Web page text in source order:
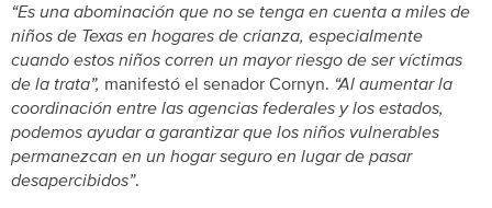
“Es una abominación que no se tenga en cuenta a miles de
niños de Texas en hogares de crianza, especialmente
cuando estos niños corren un mayor riesgo de ser víctimas
de la trata”, manifestó el senador Cornyn. “Al aumentar la
coordinación entre las agencias federales y los estados,
podemos ayudar a garantizar que los niños vulnerables
permanezcan en un hogar seguro en lugar de pasar
desapercibidos”.